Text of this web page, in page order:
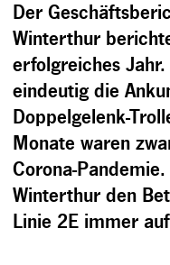
Der
Winterthur
erfolgreiches
eindeutig die
Doppelgelenk-
Monate waren
Corona-
Winterthur den
Linie 2E immer